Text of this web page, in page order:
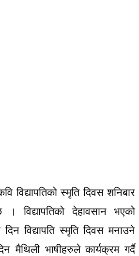
विद्यापतिको स्मृति दिवस शनिबार
विद्यापतिको देहावसान भएको
दिन विद्यापति स्मृति दिवस मनाउने
मैथिली भाषीहरुले कार्यक्रम गर्दै